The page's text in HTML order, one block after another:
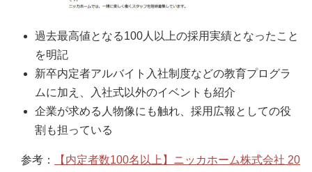
過去最高値となる100人以上の採用実績となったこと
を明記
新卒内定者アルバイト入社制度などの教育プログラ
ムに加え、入社式以外のイベントも紹介
企業が求める人物像にも触れ、採用広報としての役
割も担っている
参考：
【内定者数100名以上】ニッカホーム株式会社 20